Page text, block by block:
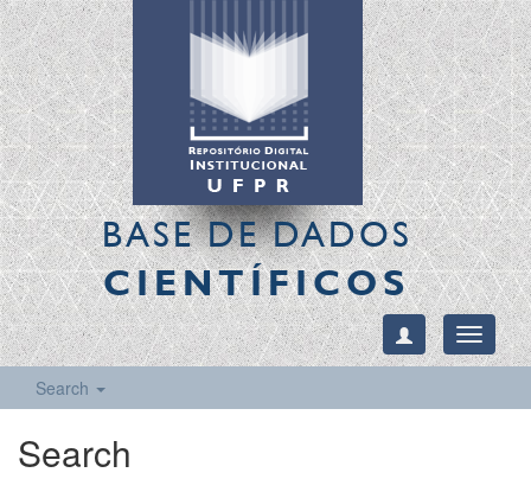
BASE DE DADOS
CIENTÍFICOS
Toggle
Search
Search